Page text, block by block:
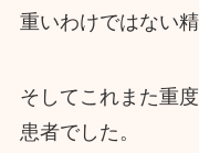
重いわけではない
そしてこれまた重
患者でした。